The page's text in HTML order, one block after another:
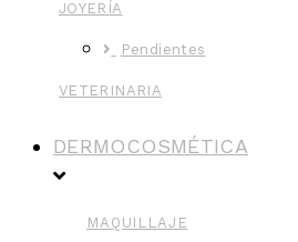
JOYERÍA
Pendientes
VETERINARIA
DERMOCOSMÉTICA
MAQUILLAJE